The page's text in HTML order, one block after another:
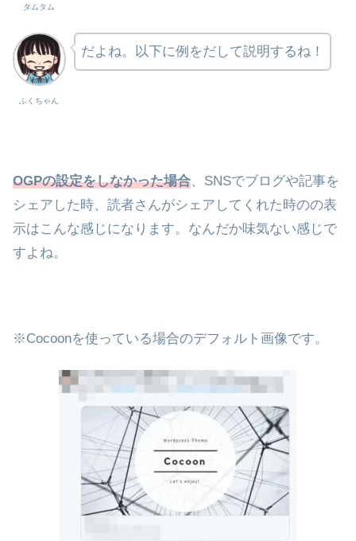
タムタム
ふくちゃん
だよね。以下に例をだして説明するね！
OGPの設定をしなかった場合、SNSでブログや記事を
シェアした時、読者さんがシェアしてくれた時のの表
示はこんな感じになります。なんだか味気ない感じで
すよね。
※Cocoonを使っている場合のデフォルト画像です。